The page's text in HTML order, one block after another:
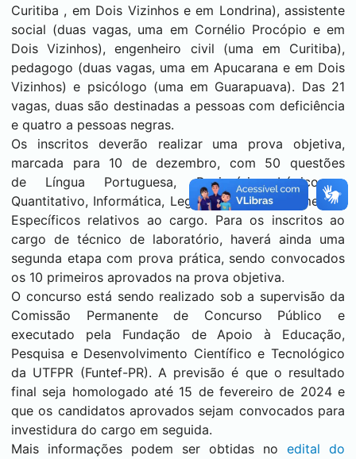
Curitiba , em Dois Vizinhos e em Londrina), assistente
social (duas vagas, uma em Cornélio Procópio e em
Dois Vizinhos), engenheiro civil (uma em Curitiba),
pedagogo (duas vagas, uma em Apucarana e em Dois
Vizinhos) e psicólogo (uma em Guarapuava). Das 21
vagas, duas são destinadas a pessoas com deficiência
e quatro a pessoas negras.
Os inscritos deverão realizar uma prova objetiva,
marcada para 10 de dezembro, com 50 questões
de Língua Portuguesa, Raciocínio Lógico e
Quantitativo, Informática, Legislação e Conhecimentos
Específicos relativos ao cargo. Para os inscritos ao
cargo de técnico de laboratório, haverá ainda uma
segunda etapa com prova prática, sendo convocados
os 10 primeiros aprovados na prova objetiva.
O concurso está sendo realizado sob a supervisão da
Comissão Permanente de Concurso Público e
executado pela Fundação de Apoio à Educação,
Pesquisa e Desenvolvimento Científico e Tecnológico
da UTFPR (Funtef-PR). A previsão é que o resultado
final seja homologado até 15 de fevereiro de 2024 e
que os candidatos aprovados sejam convocados para
investidura do cargo em seguida.
Mais informações podem ser obtidas no edital do